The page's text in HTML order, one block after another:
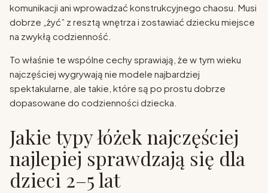
komunikacji ani wprowadzać konstrukcyjnego chaosu. Musi
dobrze „żyć” z resztą wnętrza i zostawiać dziecku miejsce
na zwykłą codzienność.
To właśnie te wspólne cechy sprawiają, że w tym wieku
najczęściej wygrywają nie modele najbardziej
spektakularne, ale takie, które są po prostu dobrze
dopasowane do codzienności dziecka.
Jakie typy łóżek najczęściej
najlepiej sprawdzają się dla
dzieci 2–5 lat